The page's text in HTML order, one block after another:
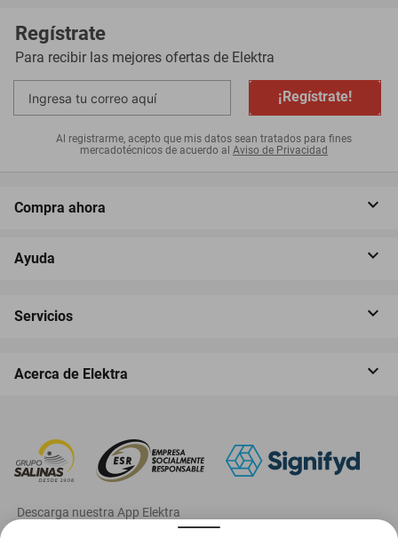
Regístrate
Para recibir las mejores ofertas de Elektra
¡Regístrate!
Al registrarme, acepto que mis datos sean tratados para fines
mercadotécnicos de acuerdo al Aviso de Privacidad
Compra ahora
Ayuda
Servicios
Acerca de Elektra
‎ Descarga nuestra App Elektra